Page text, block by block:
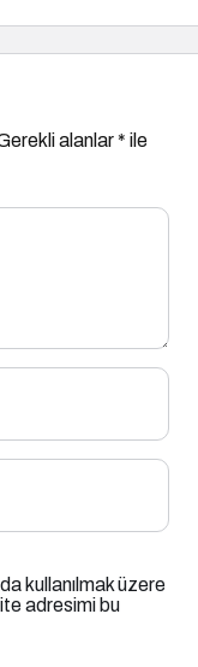
alanlar* ile
kullanılmak üzere
adresimi bu